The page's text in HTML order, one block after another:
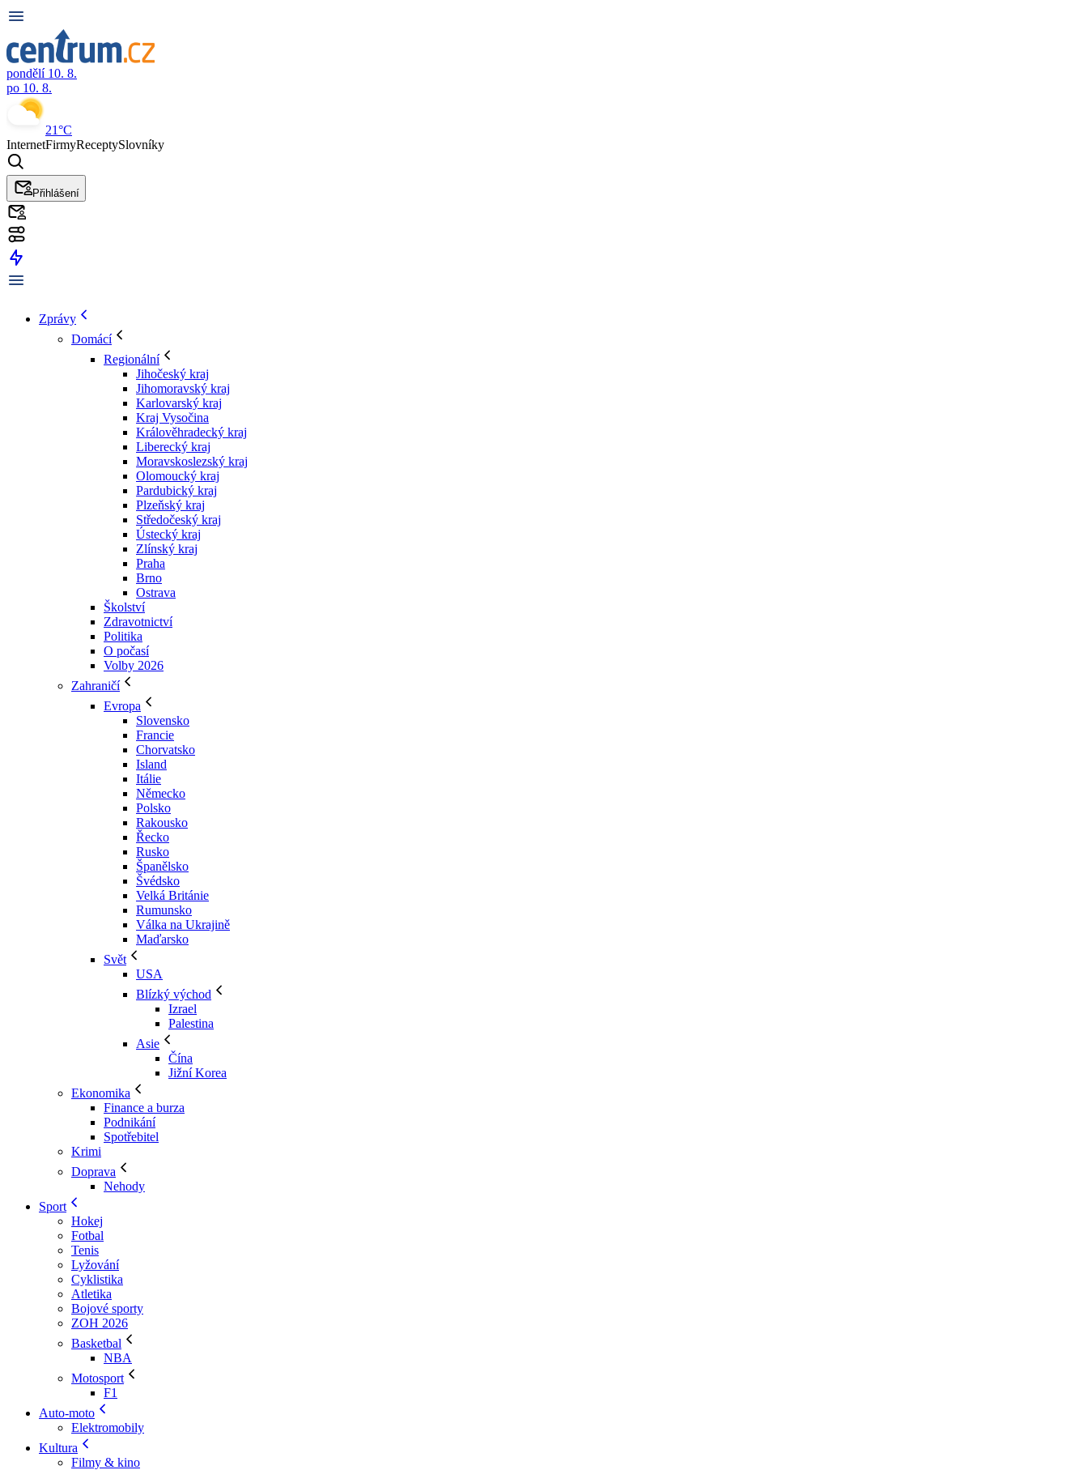
pondělí 10. 8.
po 10. 8.
21°C
InternetFirmyReceptySlovníky
Přihlášení
Zprávy
Domácí
Regionální
Jihočeský kraj
Jihomoravský kraj
Karlovarský kraj
Kraj Vysočina
Králověhradecký kraj
Liberecký kraj
Moravskoslezský kraj
Olomoucký kraj
Pardubický kraj
Plzeňský kraj
Středočeský kraj
Ústecký kraj
Zlínský kraj
Praha
Brno
Ostrava
Školství
Zdravotnictví
Politika
O počasí
Volby 2026
Zahraničí
Evropa
Slovensko
Francie
Chorvatsko
Island
Itálie
Německo
Polsko
Rakousko
Řecko
Rusko
Španělsko
Švédsko
Velká Británie
Rumunsko
Válka na Ukrajině
Maďarsko
Svět
USA
Blízký východ
Izrael
Palestina
Asie
Čína
Jižní Korea
Ekonomika
Finance a burza
Podnikání
Spotřebitel
Krimi
Doprava
Nehody
Sport
Hokej
Fotbal
Tenis
Lyžování
Cyklistika
Atletika
Bojové sporty
ZOH 2026
Basketbal
NBA
Motosport
F1
Auto-moto
Elektromobily
Kultura
Filmy & kino